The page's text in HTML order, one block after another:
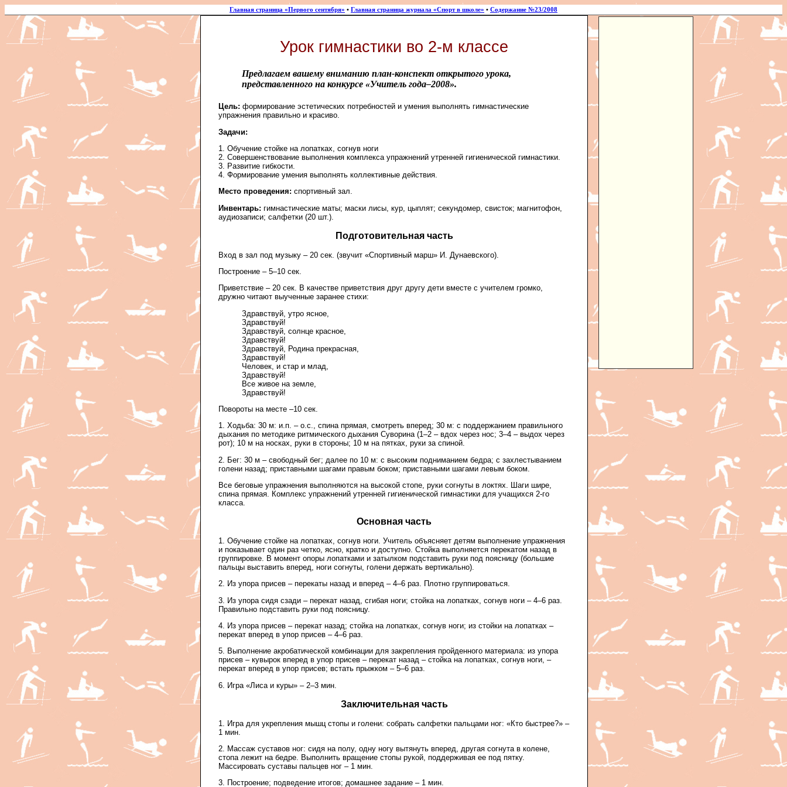
Главная страница «Первого сентября» • Главная страница журнала «Спорт в школе» • Содержание №23/2008
Урок гимнастики во 2-м классе
Предлагаем вашему вниманию план-конспект открытого урока,
представленного на конкурсе «Учитель года–2008».
Цель: формирование эстетических потребностей и умения выполнять гимнастические
упражнения правильно и красиво.
Задачи:
1. Обучение стойке на лопатках, согнув ноги
2. Совершенствование выполнения комплекса упражнений утренней гигиенической гимнастики.
3. Развитие гибкости.
4. Формирование умения выполнять коллективные действия.
Место проведения: спортивный зал.
Инвентарь: гимнастические маты; маски лисы, кур, цыплят; секундомер, свисток; магнитофон,
аудиозаписи; салфетки (20 шт.).
Подготовительная часть
Вход в зал под музыку – 20 сек. (звучит «Спортивный марш» И. Дунаевского).
Построение – 5–10 сек.
Приветствие – 20 сек. В качестве приветствия друг другу дети вместе с учителем громко,
дружно читают выученные заранее стихи:
Здравствуй, утро ясное,
Здравствуй!
Здравствуй, солнце красное,
Здравствуй!
Здравствуй, Родина прекрасная,
Здравствуй!
Человек, и стар и млад,
Здравствуй!
Все живое на земле,
Здравствуй!
Повороты на месте –10 сек.
1. Ходьба: 30 м: и.п. – о.с., спина прямая, смотреть вперед; 30 м: с поддержанием правильного
дыхания по методике ритмического дыхания Суворина (1–2 – вдох через нос; 3–4 – выдох через
рот); 10 м на носках, руки в стороны; 10 м на пятках, руки за спиной.
2. Бег: 30 м – свободный бег; далее по 10 м: с высоким подниманием бедра; с захлестыванием
голени назад; приставными шагами правым боком; приставными шагами левым боком.
Все беговые упражнения выполняются на высокой стопе, руки согнуты в локтях. Шаги шире,
спина прямая. Комплекс упражнений утренней гигиенической гимнастики для учащихся 2-го
класса.
Основная часть
1. Обучение стойке на лопатках, согнув ноги. Учитель объясняет детям выполнение упражнения
и показывает один раз четко, ясно, кратко и доступно. Стойка выполняется перекатом назад в
группировке. В момент опоры лопатками и затылком подставить руки под поясницу (большие
пальцы выставить вперед, ноги согнуты, голени держать вертикально).
2. Из упора присев – перекаты назад и вперед – 4–6 раз. Плотно группироваться.
3. Из упора сидя сзади – перекат назад, сгибая ноги; стойка на лопатках, согнув ноги – 4–6 раз.
Правильно подставить руки под поясницу.
4. Из упора присев – перекат назад; стойка на лопатках, согнув ноги; из стойки на лопатках –
перекат вперед в упор присев – 4–6 раз.
5. Выполнение акробатической комбинации для закрепления пройденного материала: из упора
присев – кувырок вперед в упор присев – перекат назад – стойка на лопатках, согнув ноги, –
перекат вперед в упор присев; встать прыжком – 5–6 раз.
6. Игра «Лиса и куры» – 2–3 мин.
Заключительная часть
1. Игра для укрепления мышц стопы и голени: собрать салфетки пальцами ног: «Кто быстрее?» –
1 мин.
2. Массаж суставов ног: сидя на полу, одну ногу вытянуть вперед, другая согнута в колене,
стопа лежит на бедре. Выполнить вращение стопы рукой, поддерживая ее под пятку.
Массировать суставы пальцев ног – 1 мин.
3. Построение; подведение итогов; домашнее задание – 1 мин.